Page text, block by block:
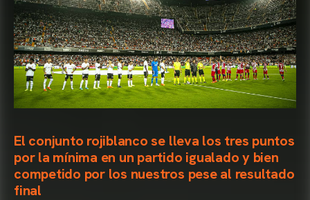
El conjunto rojiblanco se lleva los tres puntos
por la mínima en un partido igualado y bien
competido por los nuestros pese al resultado
final